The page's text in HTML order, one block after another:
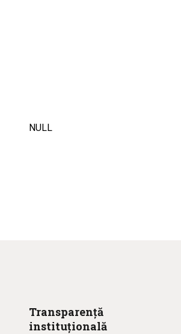
NULL
Transparență
instituțională